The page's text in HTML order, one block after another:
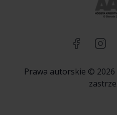
Prawa autorskie © 2026